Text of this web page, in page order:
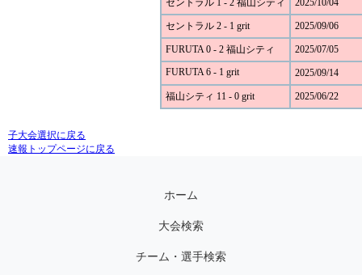
セントラル 1 - 2 福山シティ 2025/10/04
セントラル 2 - 1 grit 2025/09/06
FURUTA 0 - 2 福山シティ
2025/07/05
FURUTA 6 - 1 grit
2025/09/14
福山シティ 11 - 0 grit 2025/06/22
子大会選択に戻る
速報トップページに戻る
ホーム
大会検索
チーム・選手検索